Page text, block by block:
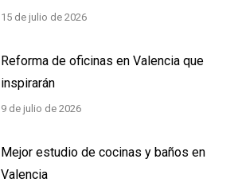
15 de julio de 2026
Reforma de oficinas en Valencia que
inspirarán
9 de julio de 2026
Mejor estudio de cocinas y baños en
Valencia